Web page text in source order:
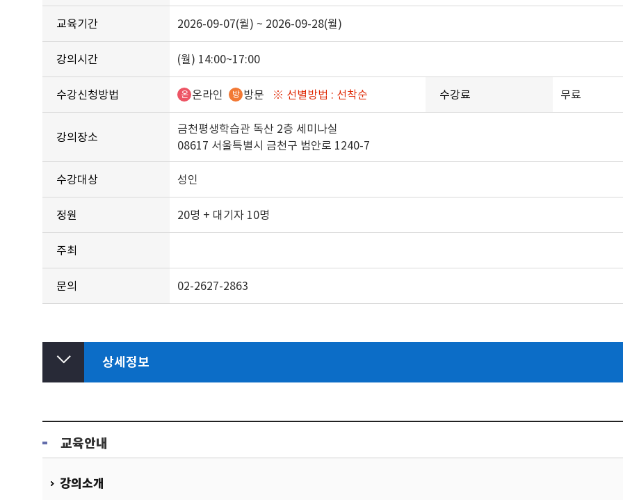
교육기간 2026-09-07(월) ~ 2026-09-28(월)
강의시간 (월) 14:00~17:00
수강신청방법 온 온라인 방 방문 ※ 선별방법 : 선착순 수강료 무료
강의장소
금천평생학습관 독산 2층 세미나실
08617 서울특별시 금천구 범안로 1240-7
수강대상 성인
정원 20명 + 대기자 10명
주최
문의 02-2627-2863
상세정보
교육안내
강의소개